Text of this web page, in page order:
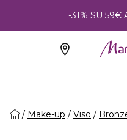
-31% SU 59€
Make-up Viso